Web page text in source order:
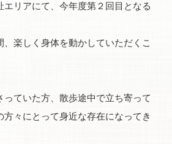
リアにて、今年度第２回目となる
楽しく身体を動かしていただくこ
ていた方、散歩途中で立ち寄って
々にとって身近な存在になってき